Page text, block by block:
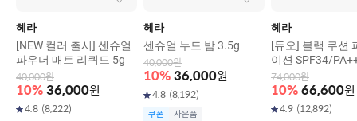
헤라
[NEW 컬러 출시] 센슈얼
파우더 매트 리퀴드 5g
40,000원
10% 36,000원
4.8 (8,222)
헤라
센슈얼 누드 밤 3.5g
40,000원
10% 36,000원
4.8 (8,192)
쿠폰 사은품
헤라
[듀오] 블랙 쿠션
이션 SPF34/
15g+리필15g)
74,000원
10% 66,600원
4.9 (12,892)